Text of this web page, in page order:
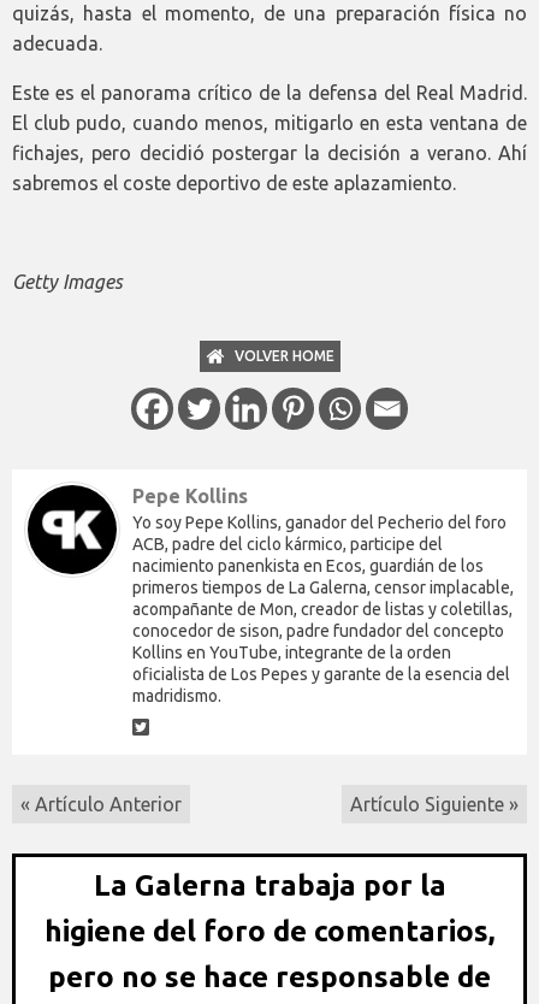
quizás, hasta el momento, de una preparación física no
adecuada.
Este es el panorama crítico de la defensa del Real Madrid.
El club pudo, cuando menos, mitigarlo en esta ventana de
fichajes, pero decidió postergar la decisión a verano. Ahí
sabremos el coste deportivo de este aplazamiento.
Getty Images
VOLVER HOME
Pepe Kollins
Yo soy Pepe Kollins, ganador del Pecherio del foro
ACB, padre del ciclo kármico, participe del
nacimiento panenkista en Ecos, guardián de los
primeros tiempos de La Galerna, censor implacable,
acompañante de Mon, creador de listas y coletillas,
conocedor de sison, padre fundador del concepto
Kollins en YouTube, integrante de la orden
oficialista de Los Pepes y garante de la esencia del
madridismo.
« Artículo Anterior Artículo Siguiente »
La Galerna trabaja por la
higiene del foro de comentarios,
pero no se hace responsable de